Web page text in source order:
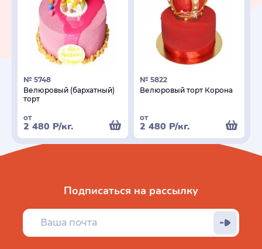
№ 5748
Велюровый (бархатный)
торт
от
2 480 Р/кг.
№ 5822
Велюровый торт Корона
от
2 480 Р/кг.
Подписаться на рассылку